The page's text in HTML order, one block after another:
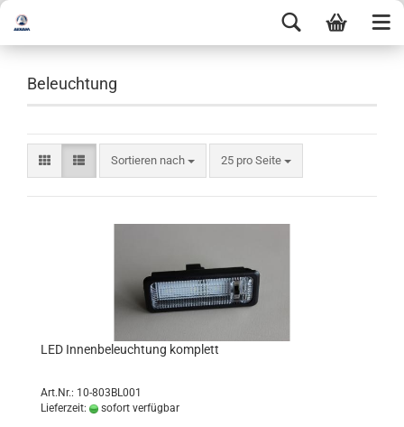
Beleuchtung
Sortieren nach 25 pro Seite
LED Innenbeleuchtung komplett
Art.Nr.: 10-803BL001
Lieferzeit:
sofort verfügbar